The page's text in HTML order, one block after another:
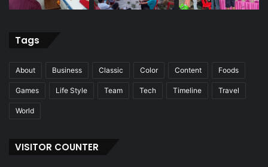
Tags
About Business Classic Color Content Foods
Games Life Style Team Tech Timeline Travel
World
VISITOR COUNTER